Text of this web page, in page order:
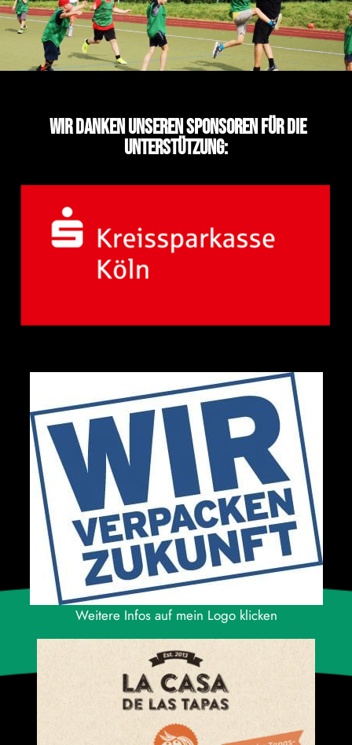
Wir danken unseren Sponsoren für die
Unterstützung:
Weitere Infos auf mein Logo klicken